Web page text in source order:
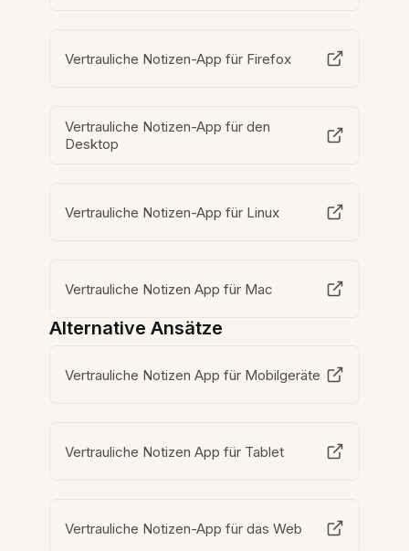
Vertrauliche Notizen-App für Firefox
Vertrauliche Notizen-App für den
Desktop
Vertrauliche Notizen-App für Linux
Vertrauliche Notizen App für Mac
Alternative Ansätze
Vertrauliche Notizen App für Mobilgeräte
Vertrauliche Notizen App für Tablet
Vertrauliche Notizen-App für das Web